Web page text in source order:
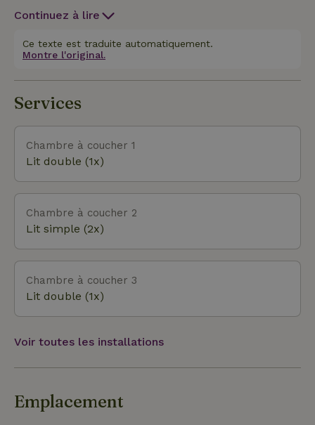
efficace. Les propriétaires t'offrent également le
plus grand confort : wifi, télévisions internet (Netflix,
Spotify, YouTube...), système de son SONOS,
barbecue fixe
un méandre de la Semois. La région t'apporte de
Profite pleinement des endroits cachés de la vallée
de la Semois, fais de belles promenades, loue un
VTT ou un kayak, pars à l'aventure en escalade,
prends un train ou une calèche à travers le parc
animalier..... Cependant, tu peux rester
tranquillement dans le chalet nature pour profiter
de la belle rivière Semois et de la vallée boisée.
Chaque saison apporte des images différentes. En
été, profite de la luxueuse terrasse. En hiver, profite
de ton salon confortable près de la cheminée, de la
salle à manger ou de la suite principale, Profite de
la vie nocturne de la Semois grâce à l'éclairage
spécialement prévu à cet effet. Un lieu de tranquillité.
Continuez à lire
Ce texte est traduite automatiquement.
Montre l'original.
Services
Chambre à coucher 1
Lit double (1x)
Chambre à coucher 2
Lit simple (2x)
Chambre à coucher 3
Lit double (1x)
Voir toutes les installations
Emplacement